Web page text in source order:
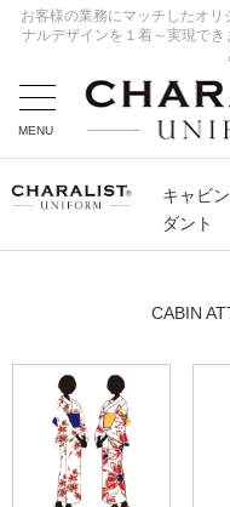
お客様の業務にマッチしたオ
ナルデザインを１着～実現で
全
MENU
キャビ
ダント
CABIN